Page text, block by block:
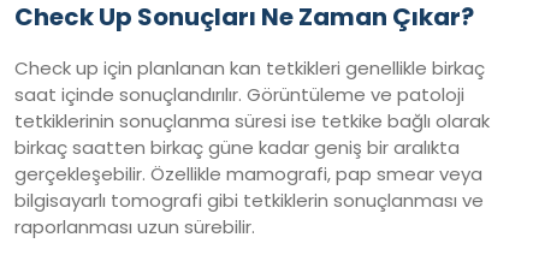
Check Up Sonuçları Ne Zaman Çıkar?
Check up için planlanan kan tetkikleri genellikle birkaç
saat içinde sonuçlandırılır. Görüntüleme ve patoloji
tetkiklerinin sonuçlanma süresi ise tetkike bağlı olarak
birkaç saatten birkaç güne kadar geniş bir aralıkta
gerçekleşebilir. Özellikle mamografi, pap smear veya
bilgisayarlı tomografi gibi tetkiklerin sonuçlanması ve
raporlanması uzun sürebilir.